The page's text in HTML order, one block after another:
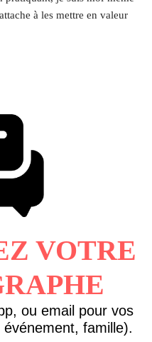
à les mettre en valeur
VOTRE
ou email pour vos
famille).